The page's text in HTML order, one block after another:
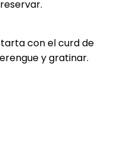
con el curd de
y gratinar.